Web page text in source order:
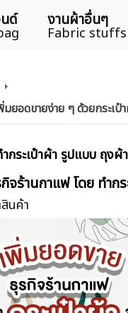
ด์ งานผ้าอื่นๆ
Fabric stuffs
ยอดขายง่าย ๆ ด้วยกระเป๋
กระเป๋าผ้า รูปแบบ ถุงผ้
จร้านกาแฟ โดย ทำก
นค้า